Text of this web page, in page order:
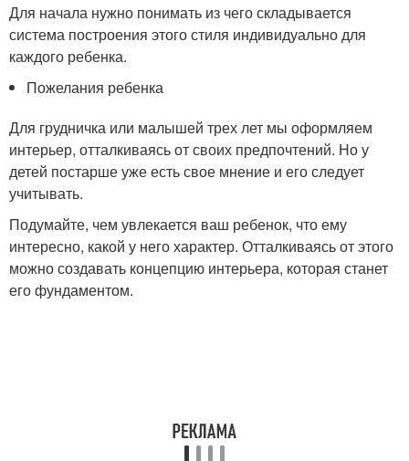
Для начала нужно понимать из чего складывается
система построения этого стиля индивидуально для
каждого ребенка.
Пожелания ребенка
Для грудничка или малышей трех лет мы оформляем
интерьер, отталкиваясь от своих предпочтений. Но у
детей постарше уже есть свое мнение и его следует
учитывать.
Подумайте, чем увлекается ваш ребенок, что ему
интересно, какой у него характер. Отталкиваясь от этого
можно создавать концепцию интерьера, которая станет
его фундаментом.